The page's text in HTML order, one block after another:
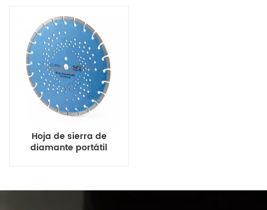
Hoja de sierra de
diamante portátil